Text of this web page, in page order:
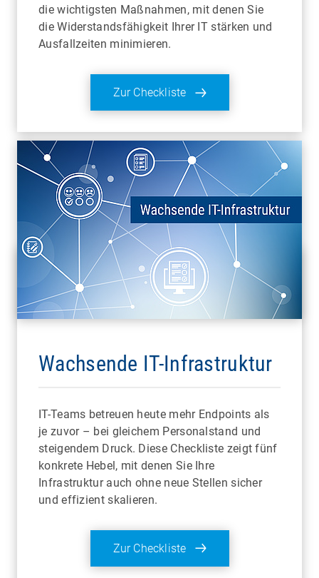
die wichtigsten Maßnahmen, mit denen Sie
die Widerstandsfähigkeit Ihrer IT stärken und
Ausfallzeiten minimieren.
Zur Checkliste
Wachsende IT-Infrastruktur
IT-Teams betreuen heute mehr Endpoints als
je zuvor – bei gleichem Personalstand und
steigendem Druck. Diese Checkliste zeigt fünf
konkrete Hebel, mit denen Sie Ihre
Infrastruktur auch ohne neue Stellen sicher
und effizient skalieren.
Zur Checkliste